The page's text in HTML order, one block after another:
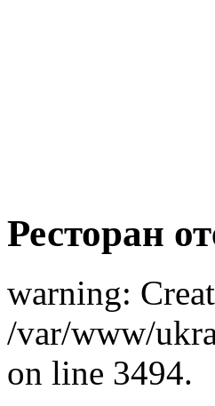
Ресторан
warning:
/var/www/
on line 3494.